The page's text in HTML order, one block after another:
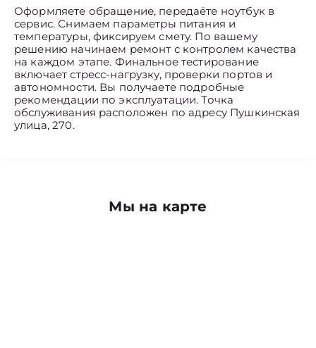
Оформляете обращение, передаёте ноутбук в
сервис. Снимаем параметры питания и
температуры, фиксируем смету. По вашему
решению начинаем ремонт с контролем качества
на каждом этапе. Финальное тестирование
включает стресс-нагрузку, проверки портов и
автономности. Вы получаете подробные
рекомендации по эксплуатации. Точка
обслуживания расположен по адресу Пушкинская
улица, 270.
Мы на карте